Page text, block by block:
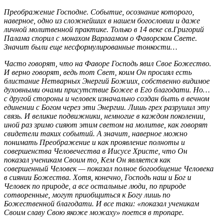
Преображение Господне. Событие, осознание которого,
наверное, одно из сложнейших в нашем богословии и даже
личной молитвенной практике. Только в 14 веке св.Григорий
Палама спорил с монахом Варлаамом о Фаворском Свете.
Значит были еще несформулированные тонкости…
Часто говорят, что на Фаворе Господь явил Свое Божество.
И верно говорят, ведь тот Свет, коим Он просиял есть
блистание Нетварных Энергий Божиих, собственно видимое
духовными очами присутствие Божее в Его благодати. Но…
с другой стороны и человек изначально создан быть в вечном
единении с Богом через эти Энергии. Лишь грех разрушил эту
связь. И великие подвижники, немногие в каждом поколении,
иной раз зримо сияют этим светом на молитве, как говорят
свидетели таких событий. А значит, наверное можно
понимать Преображение и как проявление полноты и
совершенства Человечества в Иисусе Христе, что Он
показал ученикам Своим то, Кем Он является как
совершенный Человек — показал полное богообщение Человека
в сиянии Божества. Хотя, конечно, Господь наш и Бог и
Человек по природе, а все остальные люди, по природе
сотворенные, могут приобщиться к Богу лишь по
Божественной благодати. И все таки: «показал ученикам
Своим славу Свою якоже можаху» поется в тропаре.